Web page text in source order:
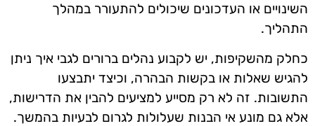
השינויים או העדכונים שיכולים להתעורר במהלך
התהליך.
כחלק מהשקיפות, יש לקבוע נהלים ברורים לגבי איך ניתן
להגיש שאלות או בקשות הבהרה, וכיצד יתבצעו
התשובות. זה לא רק מסייע למציעים להבין את הדרישות,
אלא גם מונע אי הבנות שעלולות לגרום לבעיות בהמשך.